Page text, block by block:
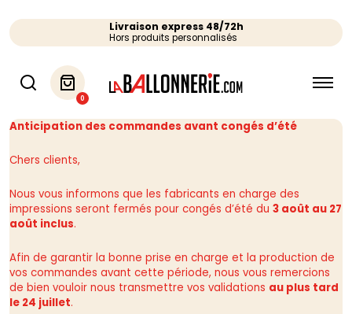
Livraison express 48/72h
Hors produits personnalisés
0
Anticipation des commandes avant congés d’été
Chers clients,
Nous vous informons que les fabricants en charge des
impressions seront fermés pour congés d’été du 3 août au 27
août inclus.
Afin de garantir la bonne prise en charge et la production de
vos commandes avant cette période, nous vous remercions
de bien vouloir nous transmettre vos validations au plus tard
le 24 juillet.